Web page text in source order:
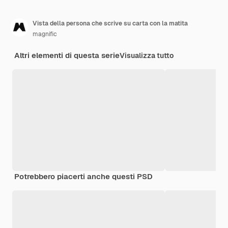
Vista della persona che scrive su carta con la matita
magnific
Altri elementi di questa serieVisualizza tutto
Potrebbero piacerti anche questi PSD